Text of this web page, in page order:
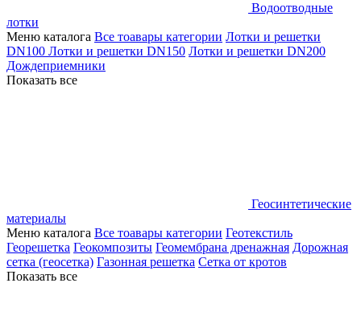
Водоотводные
лотки
Меню каталога Все тоавары категории Лотки и решетки
DN100 Лотки и решетки DN150 Лотки и решетки DN200
Дождеприемники
Показать все
Геосинтетические
материалы
Меню каталога Все тоавары категории Геотекстиль
Георешетка Геокомпозиты Геомембрана дренажная Дорожная
сетка (геосетка) Газонная решетка Сетка от кротов
Показать все